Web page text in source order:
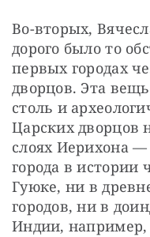
Во-вторых,
дорого было то
первых городах
дворцов. Эта
столь и
Царских дворцов
слоях Иерихона
города в истории
Гуюке, ни в
городов, ни в
Индии,